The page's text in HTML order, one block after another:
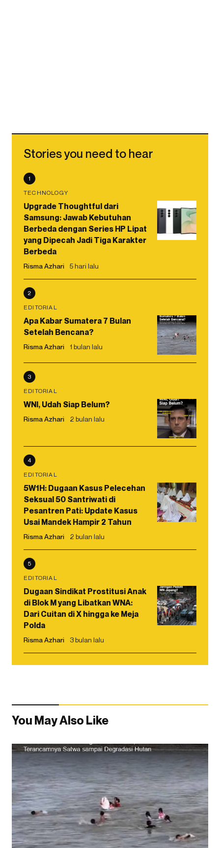
Stories you need to hear
1
TECHNOLOGY
Upgrade Thoughtful dari
Samsung: Jawab Kebutuhan
Berbeda dengan Series HP Lipat
yang Dipecah Jadi Tiga Karakter
Berbeda
Risma Azhari 5 hari lalu
2
EDITORIAL
Apa Kabar Sumatera 7 Bulan
Setelah Bencana?
Risma Azhari 1 bulan lalu
3
EDITORIAL
WNI, Udah Siap Belum?
Risma Azhari 2 bulan lalu
4
EDITORIAL
5W1H: Dugaan Kasus Pelecehan
Seksual 50 Santriwati di
Pesantren Pati: Update Kasus
Usai Mandek Hampir 2 Tahun
Risma Azhari 2 bulan lalu
5
EDITORIAL
Dugaan Sindikat Prostitusi Anak
di Blok M yang Libatkan WNA:
Dari Cuitan di X hingga ke Meja
Polda
Risma Azhari 3 bulan lalu
You May Also Like